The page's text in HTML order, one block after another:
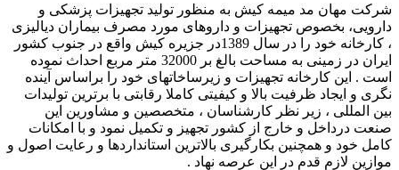
شرکت مهان مد میمه کیش به منظور تولید تجهیزات پزشکی و
دارویی، بخصوص تجهیزات و داروهای مورد مصرف بیماران دیالیزی
، کارخانه خود را در سال 1389در جزیره کیش واقع در جنوب کشور
ایران در زمینی به مساحت بالغ بر 32000 متر مربع احداث نموده
است . این کارخانه تجهیزات و زیرساخاتهای خود را براساس آینده
نگری و ایجاد ظرفیت بالا و کیفیتی کاملا رقابتی با برترین تولیدات
بین المللی ، زیر نظر کارشناسان ، متخصصین و مشاورین این
صنعت درداخل و خارج از کشور تجهیز و تکمیل نمود و با امکانات
کامل خود و همچنین بکارگیری بالاترین استانداردها و رعایت اصول و
موازین لازم قدم در این عرصه نهاد .